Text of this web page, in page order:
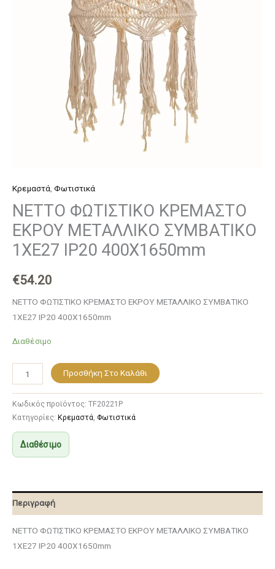
Κρεμαστά, Φωτιστικά
NETTO ΦΩΤΙΣΤΙΚΟ ΚΡΕΜΑΣΤΟ
ΕΚΡΟΥ ΜΕΤΑΛΛΙΚΟ ΣΥΜΒΑΤΙΚΟ
1ΧΕ27 IP20 400Χ1650mm
€54.20
NETTO ΦΩΤΙΣΤΙΚΟ ΚΡΕΜΑΣΤΟ ΕΚΡΟΥ ΜΕΤΑΛΛΙΚΟ ΣΥΜΒΑΤΙΚΟ
1ΧΕ27 IP20 400Χ1650mm
Διαθέσιμο
Προσθήκη Στο Καλάθι
Κωδικός προϊόντος: TF20221P
Κατηγορίες: Κρεμαστά, Φωτιστικά
Διαθέσιμο
Περιγραφή
NETTO ΦΩΤΙΣΤΙΚΟ ΚΡΕΜΑΣΤΟ ΕΚΡΟΥ ΜΕΤΑΛΛΙΚΟ ΣΥΜΒΑΤΙΚΟ
1ΧΕ27 IP20 400Χ1650mm